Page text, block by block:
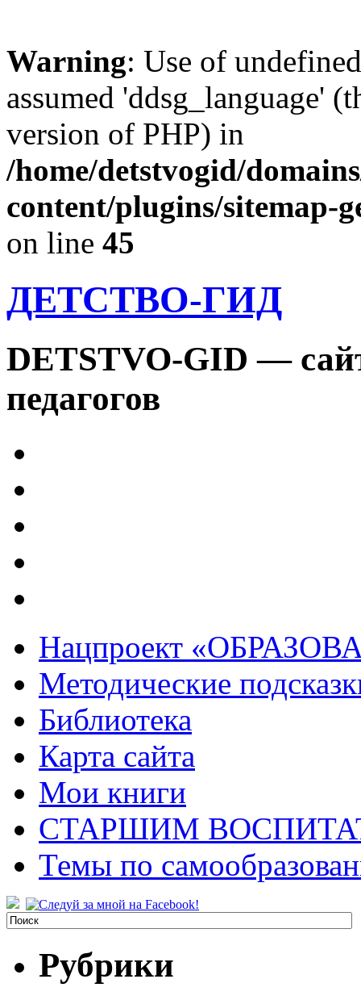
Warning: Use of
assumed 'ddsg_language'
version of PHP) in
/home/detstvogid/
content/plugins/sitemap-
on line 45
ДЕТСТВО-ГИД
DETSTVO-GID —
педагогов
Нацпроект
Методические
Библиотека
Карта сайта
Мои книги
СТАРШИМ
Темы по
Рубрики